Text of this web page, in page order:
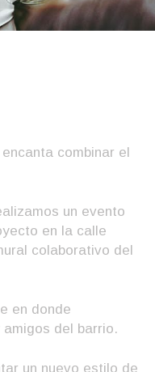
combinar el
un evento
en la calle
colaborativo del
en donde
del barrio.
un nuevo estilo de